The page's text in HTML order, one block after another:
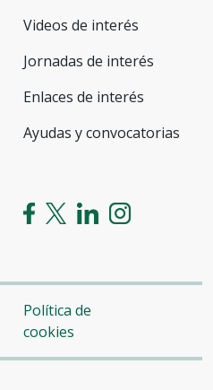
Videos de interés
Jornadas de interés
Enlaces de interés
Ayudas y convocatorias
Política de
cookies